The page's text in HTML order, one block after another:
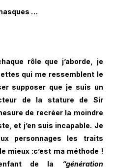
…
rôle que j’aborde, je
qui me ressemblent le
supposer que je suis un
de la stature de Sir
de recréer la moindre
et j’en suis incapable. Je
personnages les traits
mieux :c’est ma méthode !
de la “génération